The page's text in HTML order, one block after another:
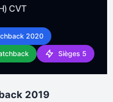
CVT
2020
Sièges 5
2019